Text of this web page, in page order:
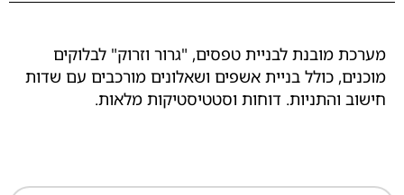
מערכת מובנת לבניית טפסים, "גרור וזרוק" לבלוקים
מוכנים, כולל בניית אשפים ושאלונים מורכבים עם שדות
חישוב והתניות. דוחות וסטטיסטיקות מלאות.